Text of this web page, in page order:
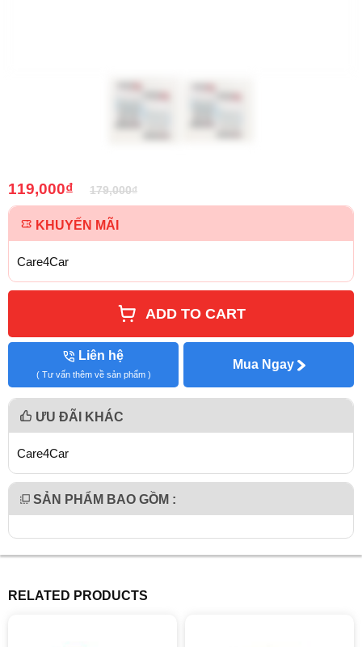
119,000₫ 179,000₫
KHUYẾN MÃI
Care4Car
ADD TO CART
Liên hệ
( Tư vấn thêm về sản phẩm )
Mua Ngay
ƯU ĐÃI KHÁC
Care4Car
SẢN PHẨM BAO GỒM :
RELATED PRODUCTS